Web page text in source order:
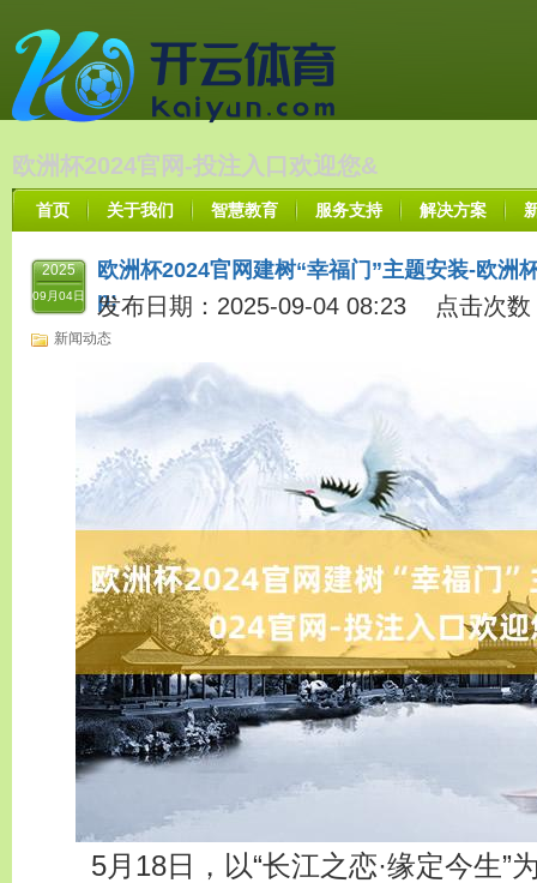
欧洲杯2024官网-投注入口欢迎您&
首页 关于我们 智慧教育 服务支持 解决方案
2025
09月04日
欧洲杯2024官网建树“幸福门”主题安装-欧洲
p;
发布日期：2025-09-04 08:23 点击次数
新闻动态
5月18日，以“长江之恋·缘定今生”